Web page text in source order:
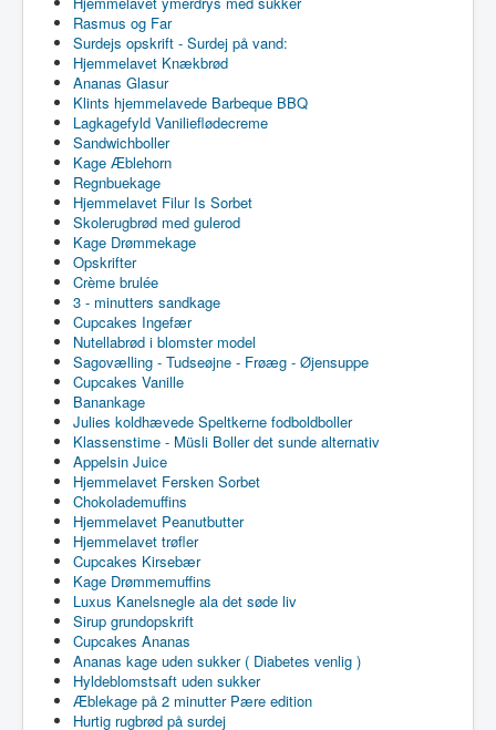
Rasmus og Far
Surdejs opskrift - Surdej på vand:
Hjemmelavet Knækbrød
Ananas Glasur
Klints hjemmelavede Barbeque BBQ
Lagkagefyld Vanilieflødecreme
Sandwichboller
Kage Æblehorn
Regnbuekage
Hjemmelavet Filur Is Sorbet
Skolerugbrød med gulerod
Kage Drømmekage
Opskrifter
Crème brulée
3 - minutters sandkage
Cupcakes Ingefær
Nutellabrød i blomster model
Sagovælling - Tudseøjne - Frøæg - Øjensuppe
Cupcakes Vanille
Banankage
Julies koldhævede Speltkerne fodboldboller
Klassenstime - Müsli Boller det sunde alternativ
Appelsin Juice
Hjemmelavet Fersken Sorbet
Chokolademuffins
Hjemmelavet Peanutbutter
Hjemmelavet trøfler
Cupcakes Kirsebær
Kage Drømmemuffins
Luxus Kanelsnegle ala det søde liv
Sirup grundopskrift
Cupcakes Ananas
Ananas kage uden sukker ( Diabetes venlig )
Hyldeblomstsaft uden sukker
Æblekage på 2 minutter Pære edition
Hurtig rugbrød på surdej